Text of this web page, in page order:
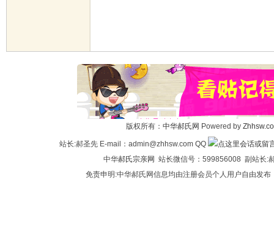
版权所有： 中华郝氏网 Powered by
站长:郝圣先 E-mail：admin@zhhsw.com QQ
中华郝氏宗亲网 站长微信号：599856008 副站长:
免责申明:中华郝氏网信息均由注册会员个人用户自由发